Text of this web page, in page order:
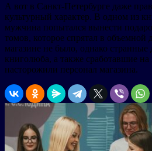
А вот в Санкт-Петербурге даже
культурный характер. В одном из
мужчина попытался вынести
томов, которое спрятал в объемной
магазине не было, однако странные
книголюба, а также сработавшие
насторожили персонал магазина.